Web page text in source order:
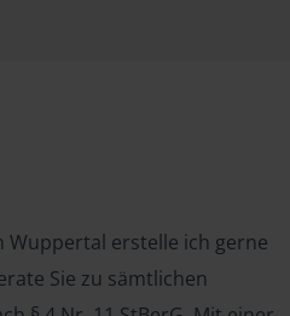
Wuppertal erstelle ich gerne
Sie zu sämtlichen